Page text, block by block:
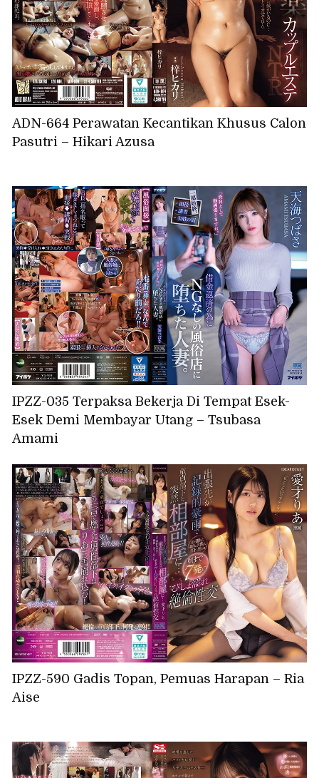
ADN-664 Perawatan Kecantikan Khusus Calon
Pasutri – Hikari Azusa
IPZZ-035 Terpaksa Bekerja Di Tempat Esek-
Esek Demi Membayar Utang – Tsubasa
Amami
IPZZ-590 Gadis Topan, Pemuas Harapan – Ria
Aise